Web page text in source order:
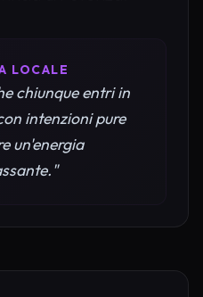
LOCALE
chiunque entri in
intenzioni pure
un'energia